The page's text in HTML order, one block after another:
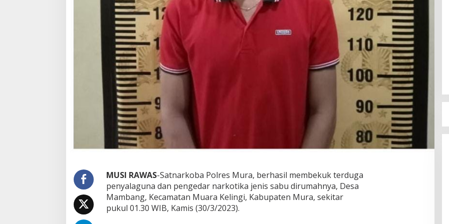
8
0
0
J
u
t
a
MUSI RAWAS-Satnarkoba Polres Mura, berhasil membekuk terduga
penyalaguna dan pengedar narkotika jenis sabu dirumahnya, Desa
Mambang, Kecamatan Muara Kelingi, Kabupaten Mura, sekitar
pukul 01.30 WIB, Kamis (30/3/2023).